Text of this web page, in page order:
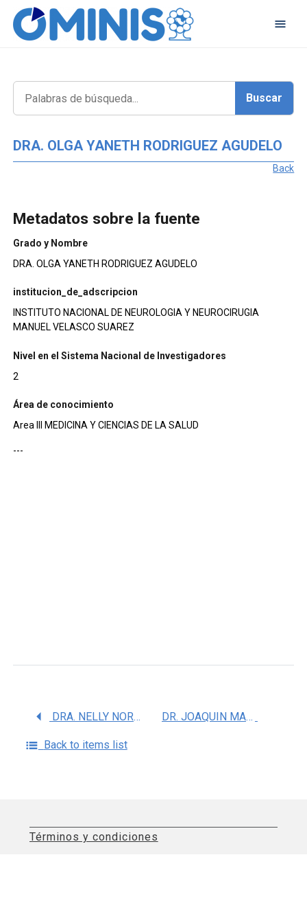
DRA. OLGA YANETH RODRIGUEZ AGUDELO
Back
Metadatos sobre la fuente
Grado y Nombre
DRA. OLGA YANETH RODRIGUEZ AGUDELO
institucion_de_adscripcion
INSTITUTO NACIONAL DE NEUROLOGIA Y NEUROCIRUGIA
MANUEL VELASCO SUAREZ
Nivel en el Sistema Nacional de Investigadores
2
Área de conocimiento
Area III MEDICINA Y CIENCIAS DE LA SALUD
---
DRA. NELLY NORMA CASTRO TORRES DR. JOAQUIN MANJARREZ MARMOLEJO
Back to items list
Términos y condiciones